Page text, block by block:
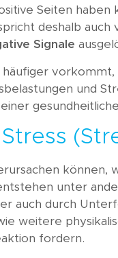
Seiten haben
deshalb auch
Signale
und
können,
unter
auch durch
weitere
fordern.